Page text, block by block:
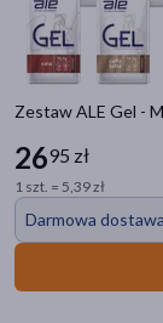
Zestaw ALE Gel -
2695 zł
1 szt. = 5,39 zł
Darmowa dostawa